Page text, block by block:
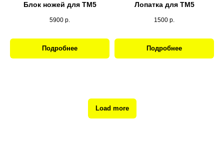
Блок ножей для ТМ5
5900 р.
Подробнее
Лопатка для ТМ5
1500 р.
Подробнее
Load more